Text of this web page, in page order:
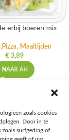
zoals cookies
Door in te
zoals surfgedrag of
erbij boeren mix
Maaltijden
€ 3,89
NAAR AH
Heijn, verrijk je
en deel jouw